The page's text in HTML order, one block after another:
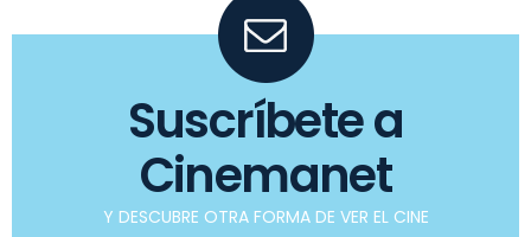
Suscríbete a
Cinemanet
Y DESCUBRE OTRA FORMA DE VER EL CINE